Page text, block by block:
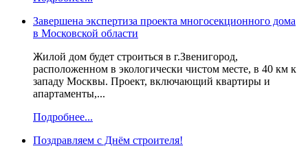
Завершена экспертиза проекта многосекционного дома
в Московской области
Жилой дом будет строиться в г.Звенигород,
расположенном в экологически чистом месте, в 40 км к
западу Москвы. Проект, включающий квартиры и
апартаменты,...
Подробнее...
Поздравляем с Днём строителя!